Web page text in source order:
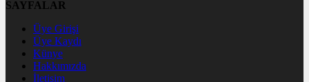
SAYFALAR
Üye Girişi
Üye Kaydı
Künye
Hakkımızda
İletişim